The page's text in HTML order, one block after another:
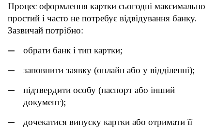
Процес оформлення картки сьогодні максимально
простий і часто не потребує відвідування банку.
Зазвичай потрібно:
обрати банк і тип картки;
заповнити заявку (онлайн або у відділенні);
підтвердити особу (паспорт або інший
документ);
дочекатися випуску картки або отримати її